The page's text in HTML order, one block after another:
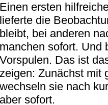
Einen ersten
lieferte die
bleibt, bei anderen
manchen sofort. Und
Vorspulen. Das ist
zeigen: Zunächst mit
wechseln sie nach
aber sofort.